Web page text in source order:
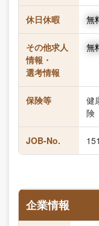
休日休暇 無
その他求人
情報・
選考情報
無
保険等
健
険
JOB-No.
企業情報